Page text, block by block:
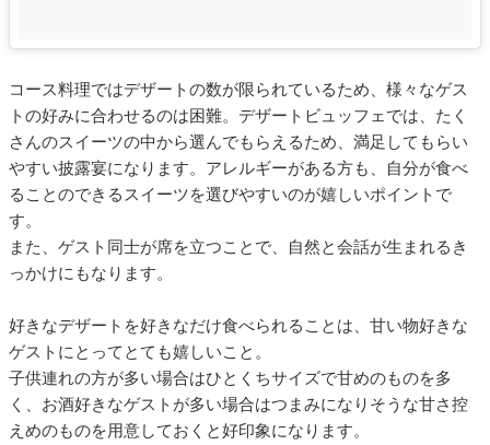
コース料理ではデザートの数が限られているため、様々なゲス
トの好みに合わせるのは困難。デザートビュッフェでは、たく
さんのスイーツの中から選んでもらえるため、満足してもらい
やすい披露宴になります。アレルギーがある方も、自分が食べ
ることのできるスイーツを選びやすいのが嬉しいポイントで
す。
また、ゲスト同士が席を立つことで、自然と会話が生まれるき
っかけにもなります。
好きなデザートを好きなだけ食べられることは、甘い物好きな
ゲストにとってとても嬉しいこと。
子供連れの方が多い場合はひとくちサイズで甘めのものを多
く、お酒好きなゲストが多い場合はつまみになりそうな甘さ控
えめのものを用意しておくと好印象になります。